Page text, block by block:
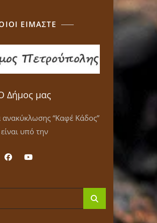
ΕΙΜΑΣΤΕ
Δήμος μας
“Καφέ Κάδος”
είναι υπό την